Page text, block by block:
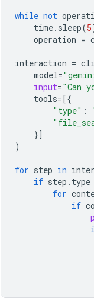
while not
time. sleep(5
operation =
interaction =
model=
input="Can
tools=[{
"type" :
}]
)
for step in
if step . type
for
if